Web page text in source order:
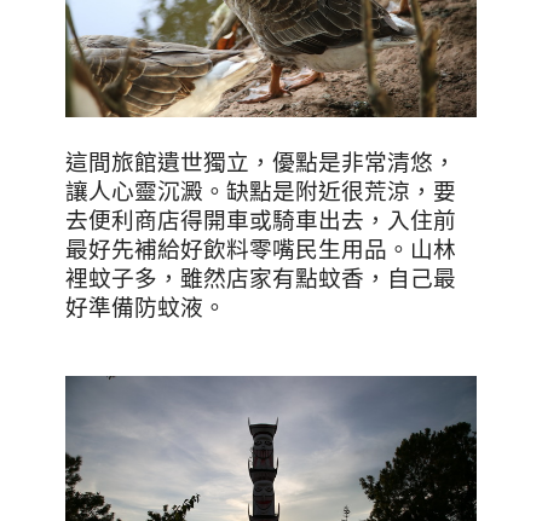
這間旅館遺世獨立，優點是非常清悠，
讓人心靈沉澱。缺點是附近很荒涼，要
去便利商店得開車或騎車出去，入住前
最好先補給好飲料零嘴民生用品。山林
裡蚊子多，雖然店家有點蚊香，自己最
好準備防蚊液。